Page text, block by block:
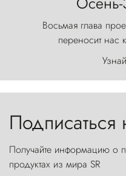
Восьмая глава
переносит нас
первобытной
Торрес-дель-
Получайте информацию о
продуктах из мира SR